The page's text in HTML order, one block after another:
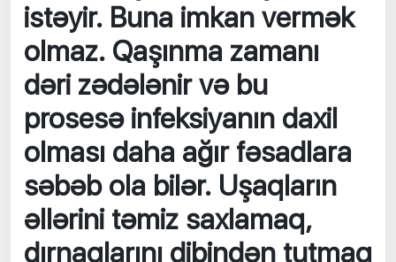
istəyir. Buna imkan vermək
olmaz. Qaşınma zamanı
dəri zədələnir və bu
prosesə infeksiyanın daxil
olması daha ağır fəsadlara
səbəb ola bilər. Uşaqların
əllərini təmiz saxlamaq,
dırnaqlarını dibindən tutmaq